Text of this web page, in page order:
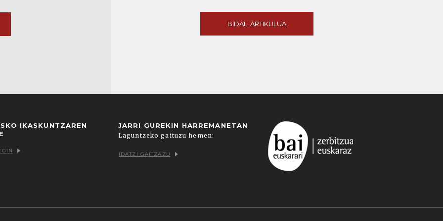
BIDALI ARTIKULUA
IKASKUNTZAREN
JARRI GUREKIN HARREMANETAN
Laguntzeko gaituzu hemen:
IDATZI GAITZAZU